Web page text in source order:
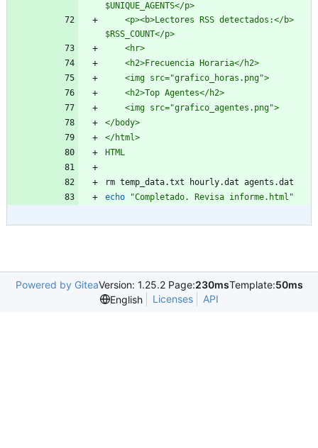
$UNIQUE_AGENTS</p>
$RSS_COUNT</p>
    <hr>
    <h2>Frecuencia Horaria</h2>
    <img src="grafico_horas.png">
    <h2>Top Agentes</h2>
    <img src="grafico_agentes.png">
</body>
</html>
HTML
rm temp_data.txt hourly.dat agents.dat
echo
"Completado. Revisa informe.html"
Powered by GiteaVersion: 1.25.2 Page:230msTemplate:50ms
English
Licenses API